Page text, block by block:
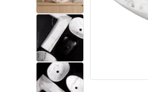
Смесители за баня
Душ панели
Кухня